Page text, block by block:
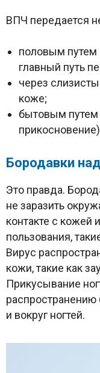
ВПЧ передается
половым путем
главный путь
через
коже;
бытовым
Бородавки
Это правда.
не заразить
контакте с
пользования,
Вирус
кожи, такие как
Прикусывание
распространению
и вокруг ногтей.